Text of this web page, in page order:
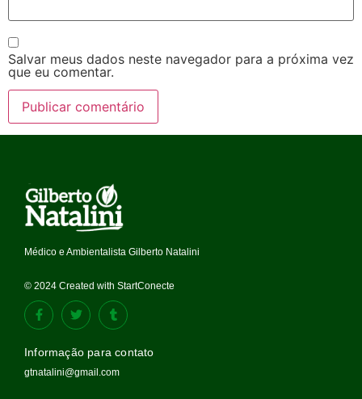
Salvar meus dados neste navegador para a próxima vez
que eu comentar.
Médico e Ambientalista Gilberto Natalini
© 2024 Created with StartConecte
Informação para contato
gtnatalini@gmail.com